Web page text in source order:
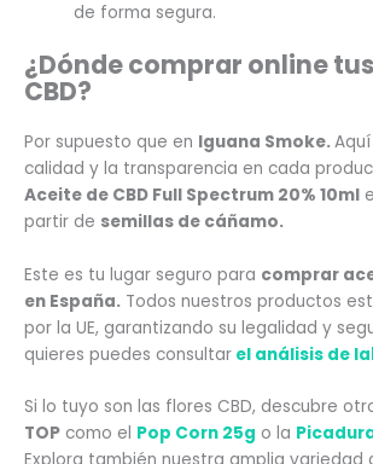
de forma segura.
¿Dónde comprar online
CBD?
Por supuesto que en Iguana Smoke.
calidad y la transparencia en cada
Aceite de CBD Full Spectrum 20% 10ml
partir de semillas de cáñamo.
Este es tu lugar seguro para comprar
en España. Todos nuestros productos
por la UE, garantizando su legalidad y
quieres puedes consultar el análisis de
Si lo tuyo son las flores CBD, descubre
TOP como el Pop Corn 25g o la